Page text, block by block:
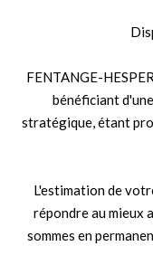
FENTANGE-
bénéficiant
stratégique, étant
L'estimation de
répondre au mieux
sommes en